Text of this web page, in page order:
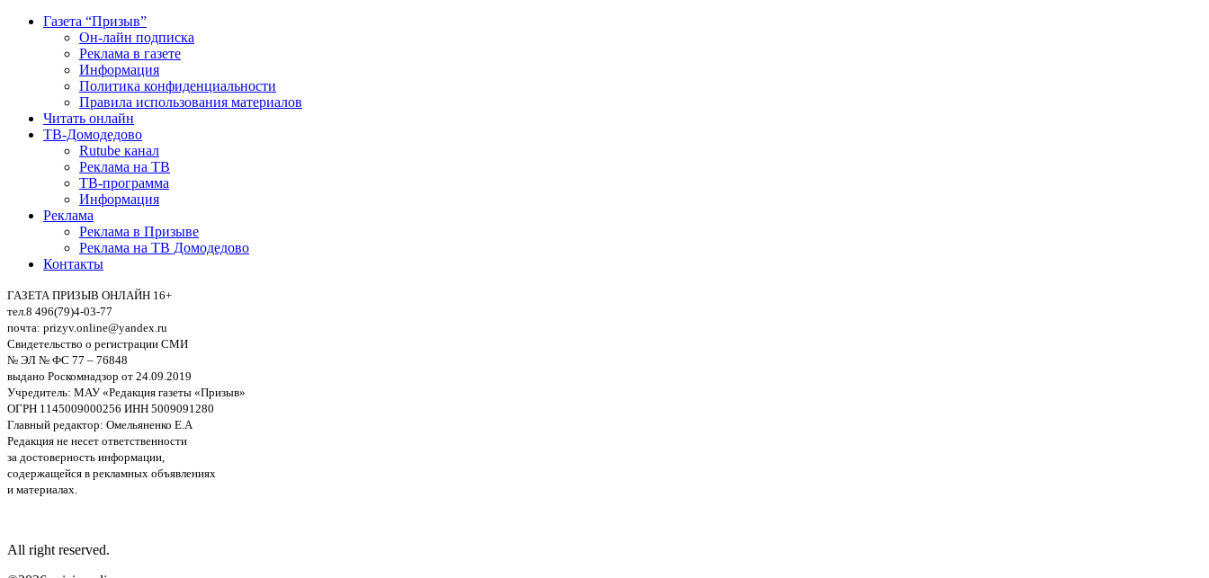
Газета “Призыв”
Он-лайн подписка
Реклама в газете
Информация
Политика конфиденциальности
Правила использования материалов
Читать онлайн
ТВ-Домодедово
Rutube канал
Реклама на ТВ
ТВ-программа
Информация
Реклама
Реклама в Призыве
Реклама на ТВ Домодедово
Контакты
ГАЗЕТА ПРИЗЫВ ОНЛАЙН 16+
тел.8 496(79)4-03-77
почта: prizyv.online@yandex.ru
Свидетельство о регистрации СМИ
№ ЭЛ № ФС 77 – 76848
выдано Роскомнадзор от 24.09.2019
Учредитель: МАУ «Редакция газеты «Призыв»
ОГРН 1145009000256 ИНН 5009091280
Главный редактор: Омельяненко Е.А
Редакция не несет ответственности
за достоверность информации,
содержащейся в рекламных объявлениях
и материалах.
All right reserved.